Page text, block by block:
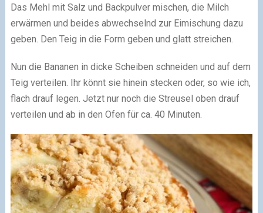
Das Mehl mit Salz und Backpulver mischen, die Milch
erwärmen und beides abwechselnd zur Eimischung dazu
geben. Den Teig in die Form geben und glatt streichen.
Nun die Bananen in dicke Scheiben schneiden und auf dem
Teig verteilen. Ihr könnt sie hinein stecken oder, so wie ich,
flach drauf legen. Jetzt nur noch die Streusel oben drauf
verteilen und ab in den Ofen für ca. 40 Minuten.